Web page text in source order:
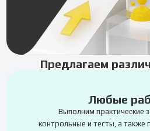
Предлагаем
Любые
Выполним практические
контрольные и тесты, а также